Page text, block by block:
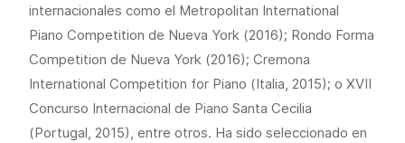
internacionales como el Metropolitan International
Piano Competition de Nueva York (2016); Rondo Forma
Competition de Nueva York (2016); Cremona
International Competition for Piano (Italia, 2015); o XVII
Concurso Internacional de Piano Santa Cecilia
(Portugal, 2015), entre otros. Ha sido seleccionado en